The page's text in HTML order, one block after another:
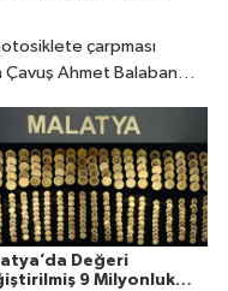
çarpması
Çavuş Ahmet Balaban
Değeri
9 Milyonluk